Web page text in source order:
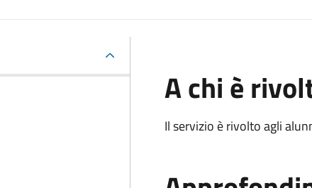
A chi è
Il servizio è rivolto agli